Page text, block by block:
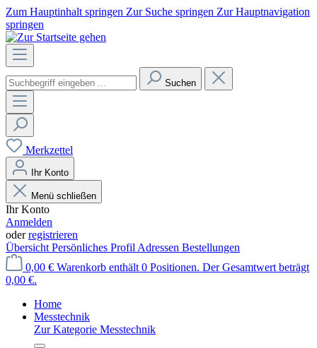
Zum Hauptinhalt springen Zur Suche springen Zur Hauptnavigation
springen
Suchen
Merkzettel
Ihr Konto
Menü schließen
Ihr Konto
Anmelden
oderregistrieren
Übersicht Persönliches Profil Adressen Bestellungen
0,00 € Warenkorb enthält 0 Positionen. Der Gesamtwert beträgt
0,00 €.
Home
Messtechnik
Zur Kategorie Messtechnik